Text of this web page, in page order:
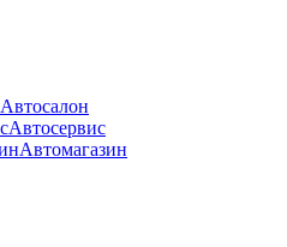
Автосалон
Автосервис
Автомагазин